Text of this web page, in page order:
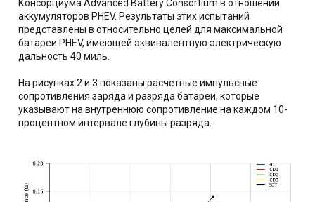
Консорциума Advanced Battery Consortium в отношении
аккумуляторов PHEV. Результаты этих испытаний
представлены в относительно целей для максимальной
батареи PHEV, имеющей эквивалентную электрическую
дальность 40 миль.
На рисунках 2 и 3 показаны расчетные импульсные
сопротивления заряда и разряда батареи, которые
указывают на внутреннюю сопротивление на каждом 10-
процентном интервале глубины разряда.